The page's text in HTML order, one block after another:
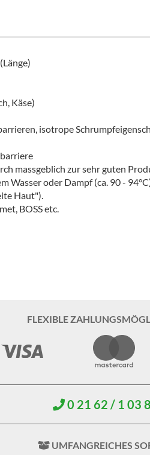
Käse)
isotrope
massgeblich zur sehr guten
Wasser oder Dampf (ca. 90 -
Haut").
BOSS etc.
FLEXIBLE
0 21 62 / 1 03
UMFANGREICHES